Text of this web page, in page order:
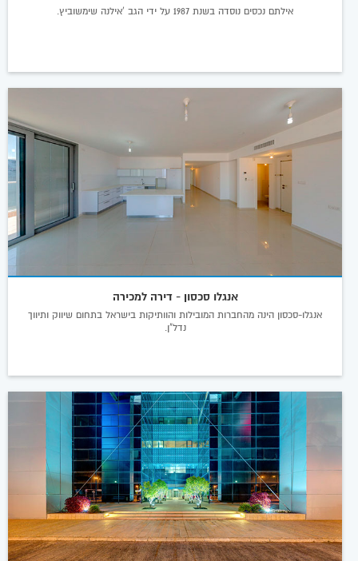
אילתם נכסים נוסדה בשנת 1987 על ידי הגב 'אילנה שימשוביץ.
אנגלו סכסון - דירה למכירה
אנגלו-סכסון הינה מהחברות המובילות והוותיקות בישראל בתחום שיווק ותיווך
נדל"ן.